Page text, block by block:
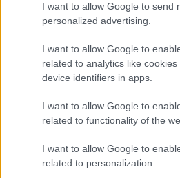
I want to allow Google to send
personalized advertising.
I want to allow Google to
related to analytics like
device identifiers in apps.
I want to allow Google to
related to functionality of the
I want to allow Google to
related to personalization.
χαρακτηριστικά. Στη
έχει ξεπεραστεί κάθε
καθώς μέσα σε 10 χρόνια
ανακοινώσεις, ενώ το
δεσμεύσεων που έχουν
υπερβεί τα 128
Τέλος, ο κ. Κέρι τόνισε
θαλάσσιου
συνυφασμένη με την